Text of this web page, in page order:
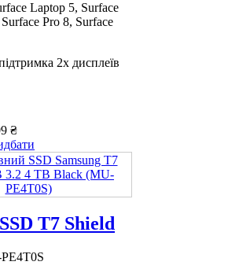
Laptop 5, Surface
Pro 8, Surface
2х дисплеїв
₴
T7 Shield